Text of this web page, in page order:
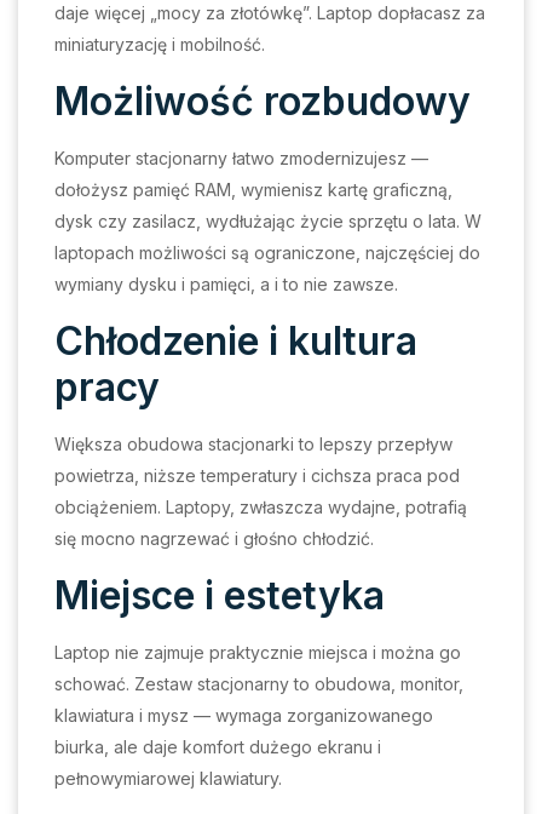
daje więcej „mocy za złotówkę”. Laptop dopłacasz za
miniaturyzację i mobilność.
Możliwość rozbudowy
Komputer stacjonarny łatwo zmodernizujesz —
dołożysz pamięć RAM, wymienisz kartę graficzną,
dysk czy zasilacz, wydłużając życie sprzętu o lata. W
laptopach możliwości są ograniczone, najczęściej do
wymiany dysku i pamięci, a i to nie zawsze.
Chłodzenie i kultura
pracy
Większa obudowa stacjonarki to lepszy przepływ
powietrza, niższe temperatury i cichsza praca pod
obciążeniem. Laptopy, zwłaszcza wydajne, potrafią
się mocno nagrzewać i głośno chłodzić.
Miejsce i estetyka
Laptop nie zajmuje praktycznie miejsca i można go
schować. Zestaw stacjonarny to obudowa, monitor,
klawiatura i mysz — wymaga zorganizowanego
biurka, ale daje komfort dużego ekranu i
pełnowymiarowej klawiatury.